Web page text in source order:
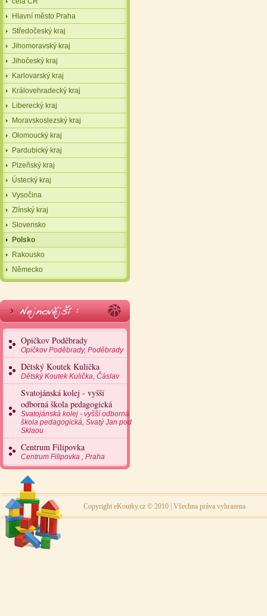
Hlavní město Praha
Středočeský kraj
Jihomoravský kraj
Jihočeský kraj
Karlovarský kraj
Královehradecký kraj
Liberecký kraj
Moravskoslezský kraj
Olomoucký kraj
Pardubický kraj
Plzeňský kraj
Ústecký kraj
Vysočina
Zlínský kraj
Slovensko
Polsko
Rakousko
Německo
Opičkov Poděbrady
Opičkov Poděbrady, Poděbrady
Dětský Koutek Kulička
Dětský Koutek Kulička, Čáslav
Svatojánská kolej - vyšší
odborná škola pedagogická
Svatojánská kolej - vyšší odborná
škola pedagogická, Svatý Jan pod
Sklaou
Centrum Filipovka
Centrum Filipovka , Praha
Copyright eKoutky.cz © 2010 | Všechna práva vyhrazena